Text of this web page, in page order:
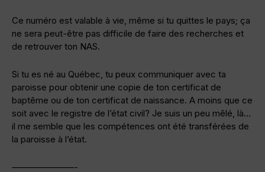
Ce numéro est valable à vie, même si tu quittes le pays; ça
ne sera peut-être pas difficile de faire des recherches et
de retrouver ton NAS.
Si tu es né au Québec, tu peux communiquer avec ta
paroisse pour obtenir une copie de ton certificat de
baptême ou de ton certificat de naissance. A moins que ce
soit avec le registre de l’état civil? Je suis un peu mêlé, là…
il me semble que les compétences ont été transférées de
la paroisse à l’état.
———————-